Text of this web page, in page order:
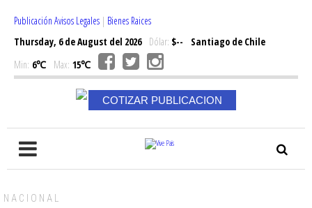
Publicación Avisos Legales | Bienes Raices
Thursday, 6 de August del 2026Dólar: $--
Santiago de Chile
Min: 6℃ Max: 15℃
COTIZAR PUBLICACION
NACIONAL